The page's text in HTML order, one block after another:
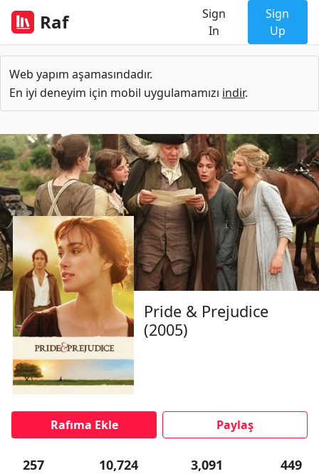
Raf
Sign
In
Sign
Up
Web yapım aşamasındadır.
En iyi deneyim için mobil uygulamamızı indir.
Pride & Prejudice
(2005)
Rafıma Ekle Paylaş
257 10,724 3,091 449